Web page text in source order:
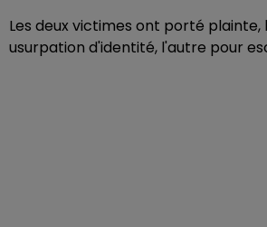
Les deux victimes ont porté plainte,
usurpation d'identité, l'autre pour